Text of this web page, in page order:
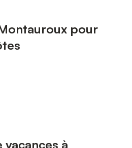
pour
à